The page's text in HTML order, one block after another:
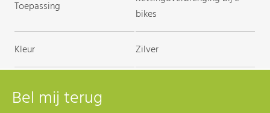
Toepassing
bikes
Kleur Zilver
Bel mij terug